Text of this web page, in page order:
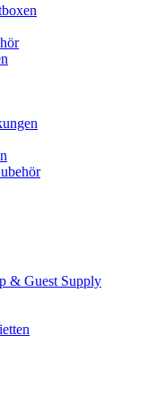
& Guest Supply